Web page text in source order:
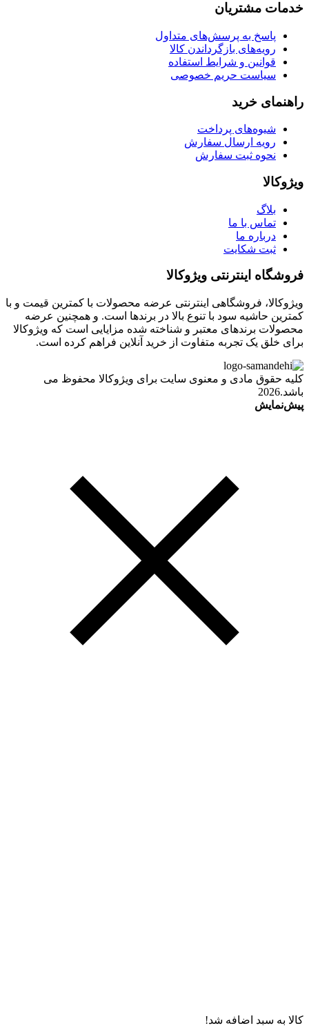
خدمات مشتریان
پاسخ به پرسش‌های متداول
رویه‌های بازگرداندن کالا
قوانین و شرایط استفاده
سیاست حریم خصوصی
راهنمای خرید
شیوه‌های پرداخت
رویه ارسال سفارش
نحوه ثبت سفارش
ویژوکالا
بلاگ
تماس با ما
درباره ما
ثبت شکایت
فروشگاه اینترنتی ویژوکالا
ویژوکالا، فروشگاهی اینترنتی عرضه محصولات با کمترین قیمت و با
کمترین حاشیه سود با تنوع بالا در برندها است. و همچنین عرضه
محصولات برندهای معتبر و شناخته شده مزایایی است که ویژوکالا
برای خلق یک تجربه متفاوت از خرید آنلاین فراهم کرده است.
کلیه حقوق مادی و معنوی سایت برای ویژوکالا محفوظ می
باشد.2026
پیش‌نمایش
کالا به سبد اضافه شد!